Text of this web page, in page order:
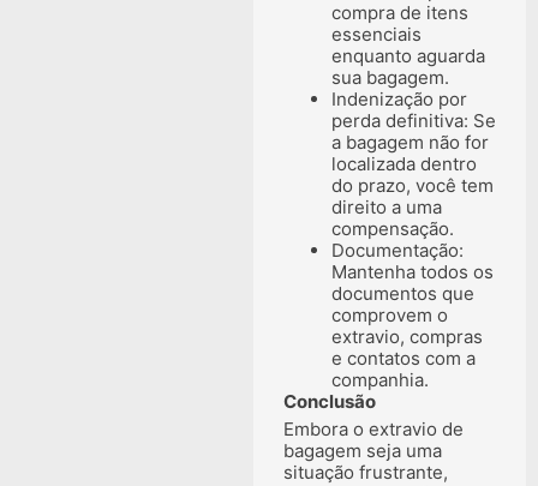
compra de itens
essenciais
enquanto aguarda
sua bagagem.
Indenização por
perda definitiva: Se
a bagagem não for
localizada dentro
do prazo, você tem
direito a uma
compensação.
Documentação:
Mantenha todos os
documentos que
comprovem o
extravio, compras
e contatos com a
companhia.
Conclusão
Embora o extravio de
bagagem seja uma
situação frustrante,